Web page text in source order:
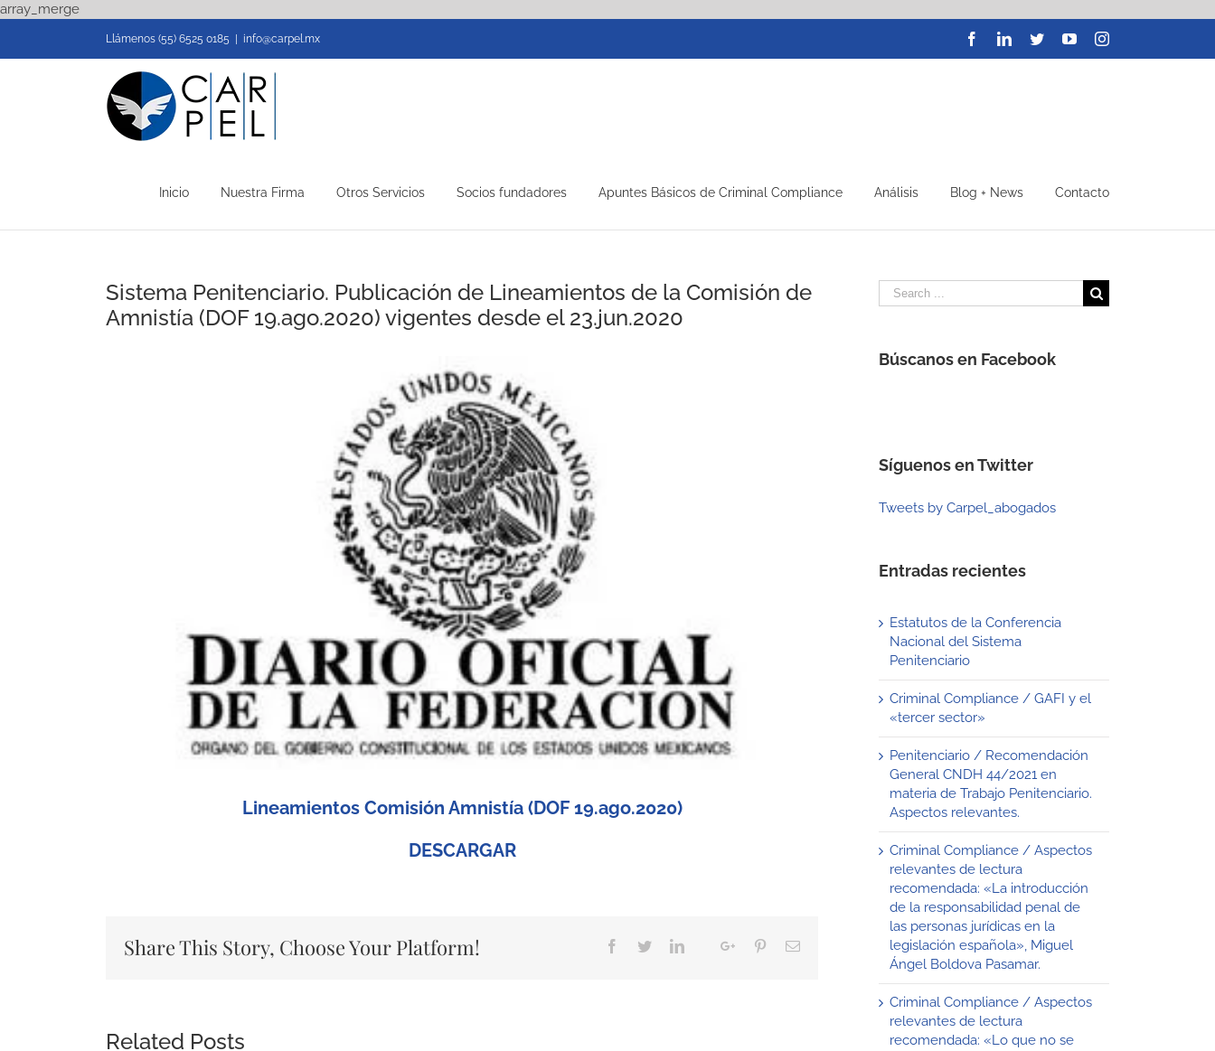
array_mergeSkip
contentLlámenos (55) 6525 0185 info@carpel.mx FacebookLinkedIn
TwitterYouTubeInstagram
Inicio Nuestra Firma Otros Servicios Socios fundadores Apuntes Básicos de Criminal Compliance Análisis Blog + News Contacto
Sistema Penitenciario. Publicación de Lineamientos de la Comisión de
Amnistía (DOF 19.ago.2020) vigentes desde el 23.jun.2020
Lineamientos Comisión Amnistía (DOF 19.ago.2020)
DESCARGAR
Share This Story, Choose Your Platform! Facebook
TwitterLinkedInGoogle+PinterestEmail
Related Posts
Search
for:
Búscanos en Facebook
Síguenos en Twitter
Tweets by Carpel_abogados
Entradas recientes
Estatutos de la Conferencia
Nacional del Sistema
Penitenciario
Criminal Compliance / GAFI y el
«tercer sector»
Penitenciario / Recomendación
General CNDH 44/2021 en
materia de Trabajo Penitenciario.
Aspectos relevantes.
Criminal Compliance / Aspectos
relevantes de lectura
recomendada: «La introducción
de la responsabilidad penal de
las personas jurídicas en la
legislación española», Miguel
Ángel Boldova Pasamar.
Criminal Compliance / Aspectos
relevantes de lectura
recomendada: «Lo que no se